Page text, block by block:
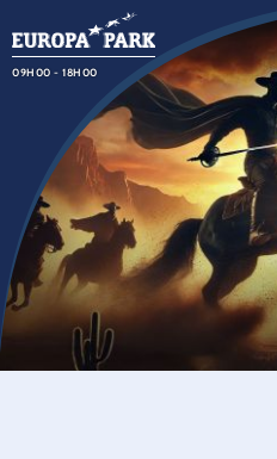
09H00 - 18H00